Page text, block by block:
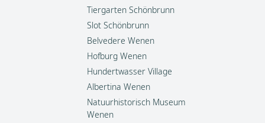
Tiergarten Schönbrunn
Slot Schönbrunn
Belvedere Wenen
Hofburg Wenen
Hundertwasser Village
Albertina Wenen
Natuurhistorisch Museum
Wenen